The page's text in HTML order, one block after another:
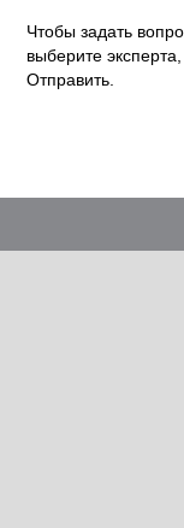
Чтобы задать
выберите
Отправить.